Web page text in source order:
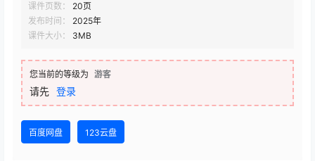
课件页数：
20页
发布时间：
2025年
课件大小：
3MB
您当前的等级为 游客
请先 登录
百度网盘 123云盘